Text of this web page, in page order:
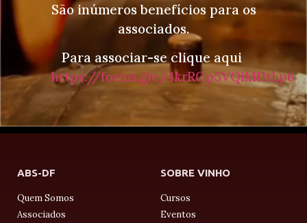
São inúmeros benefícios para os
associados.
Para associar-se clique aqui
https://forms.gle/4krRGp5VQiMf1rLp6
ABS-DF
Quem Somos
Associados
SOBRE VINHO
Cursos
Eventos